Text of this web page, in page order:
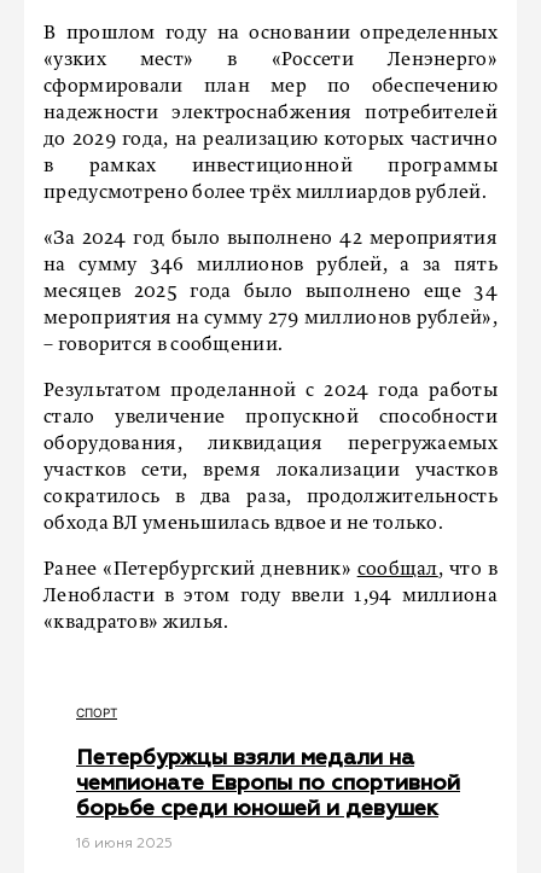
В прошлом году на основании определенных
«узких мест» в «Россети Ленэнерго»
сформировали план мер по обеспечению
надежности электроснабжения потребителей
до 2029 года, на реализацию которых частично
в рамках инвестиционной программы
предусмотрено более трёх миллиардов рублей.
«За 2024 год было выполнено 42 мероприятия
на сумму 346 миллионов рублей, а за пять
месяцев 2025 года было выполнено еще 34
мероприятия на сумму 279 миллионов рублей»,
– говорится в сообщении.
Результатом проделанной с 2024 года работы
стало увеличение пропускной способности
оборудования, ликвидация перегружаемых
участков сети, время локализации участков
сократилось в два раза, продолжительность
обхода ВЛ уменьшилась вдвое и не только.
Ранее «Петербургский дневник» сообщал, что в
Ленобласти в этом году ввели 1,94 миллиона
«квадратов» жилья.
СПОРТ
Петербуржцы взяли медали на
чемпионате Европы по спортивной
борьбе среди юношей и девушек
16 июня 2025